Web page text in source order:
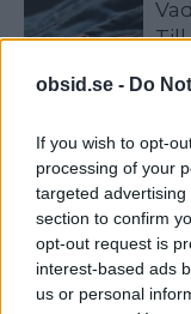
obsid.se - Do
If you wish to opt-
processing of your
targeted
section to confirm
opt-out request is
interest-based ads
us or personal
Till
6